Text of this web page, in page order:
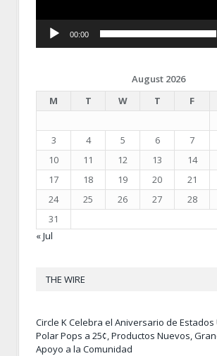
00:00
August 2026
M
T W T F
3
4 5 6 7
10
11 12 13 14
17
18 19 20 21
24
25 26 27 28
31
« Jul
THE WIRE
Circle K Celebra el Aniversario de Estados
Polar Pops a 25¢, Productos Nuevos,
Apoyo a la Comunidad